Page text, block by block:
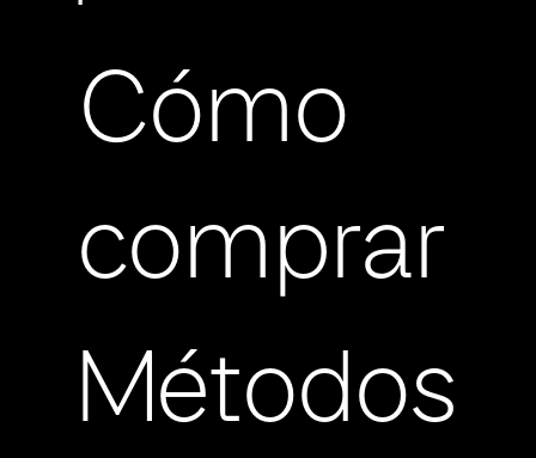
Cómo
comprar
Métodos